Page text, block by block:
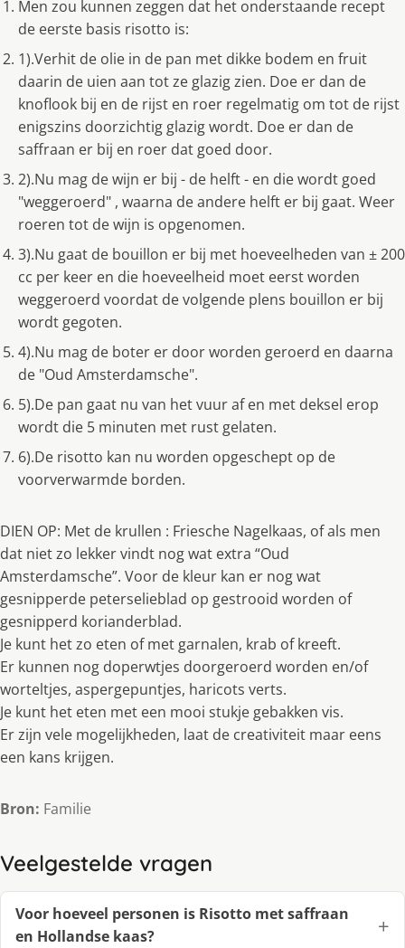
Men zou kunnen zeggen dat het onderstaande recept
de eerste basis risotto is:
1).Verhit de olie in de pan met dikke bodem en fruit
daarin de uien aan tot ze glazig zien. Doe er dan de
knoflook bij en de rijst en roer regelmatig om tot de rijst
enigszins doorzichtig glazig wordt. Doe er dan de
saffraan er bij en roer dat goed door.
2).Nu mag de wijn er bij - de helft - en die wordt goed
"weggeroerd" , waarna de andere helft er bij gaat. Weer
roeren tot de wijn is opgenomen.
3).Nu gaat de bouillon er bij met hoeveelheden van ± 200
cc per keer en die hoeveelheid moet eerst worden
weggeroerd voordat de volgende plens bouillon er bij
wordt gegoten.
4).Nu mag de boter er door worden geroerd en daarna
de "Oud Amsterdamsche".
5).De pan gaat nu van het vuur af en met deksel erop
wordt die 5 minuten met rust gelaten.
6).De risotto kan nu worden opgeschept op de
voorverwarmde borden.
DIEN OP: Met de krullen : Friesche Nagelkaas, of als men
dat niet zo lekker vindt nog wat extra “Oud
Amsterdamsche”. Voor de kleur kan er nog wat
gesnipperde peterselieblad op gestrooid worden of
gesnipperd korianderblad.
Je kunt het zo eten of met garnalen, krab of kreeft.
Er kunnen nog doperwtjes doorgeroerd worden en/of
worteltjes, aspergepuntjes, haricots verts.
Je kunt het eten met een mooi stukje gebakken vis.
Er zijn vele mogelijkheden, laat de creativiteit maar eens
een kans krijgen.
Bron: Familie
Veelgestelde vragen
Voor hoeveel personen is Risotto met saffraan
en Hollandse kaas?